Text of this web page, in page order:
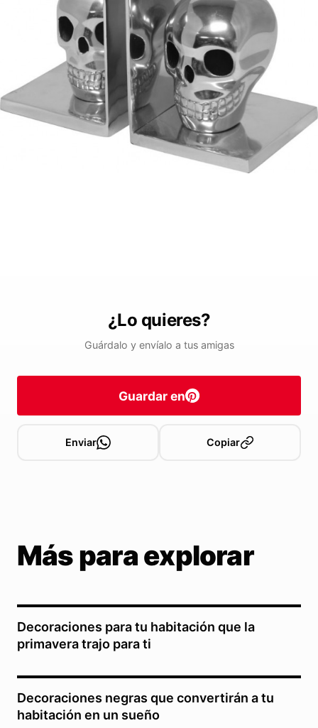
¿Lo quieres?
Guárdalo y envíalo a tus amigas
Guardar en
Enviar Copiar
Más para explorar
Decoraciones para tu habitación que la
primavera trajo para ti
Decoraciones negras que convertirán a tu
habitación en un sueño